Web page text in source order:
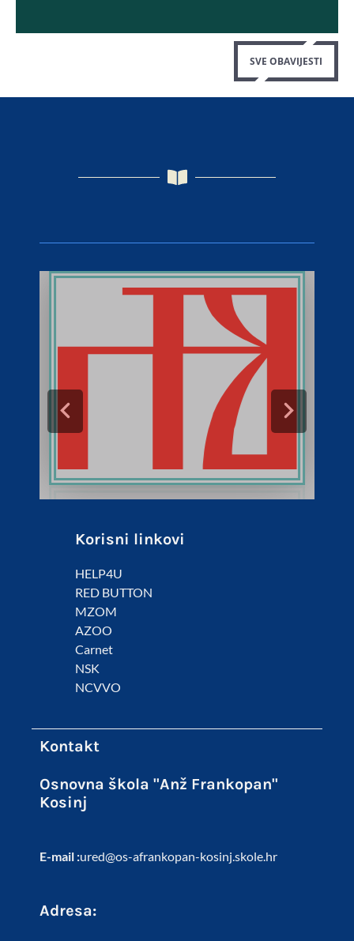
SVE OBAVIJESTI
Korisni linkovi
HELP4U
RED BUTTON
MZOM
AZOO
Carnet
NSK
NCVVO
Kontakt
Osnovna škola "Anž Frankopan"
Kosinj
E-mail :ured@os-afrankopan-kosinj.skole.hr
Adresa: